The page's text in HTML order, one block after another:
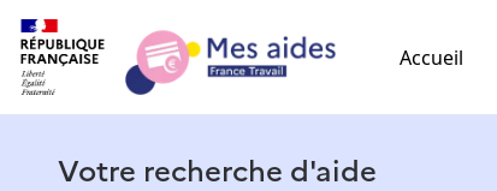
Accueil
Votre recherche d'aide